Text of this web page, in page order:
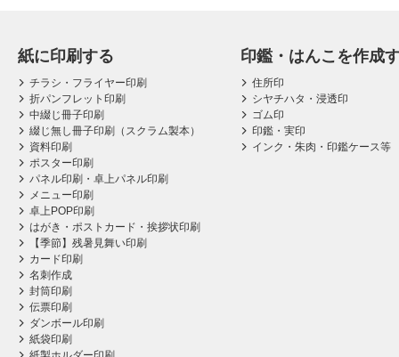
紙に印刷する
チラシ・フライヤー印刷
折パンフレット印刷
中綴じ冊子印刷
綴じ無し冊子印刷（スクラム製本）
資料印刷
ポスター印刷
パネル印刷・卓上パネル印刷
メニュー印刷
卓上POP印刷
はがき・ポストカード・挨拶状印刷
【季節】残暑見舞い印刷
カード印刷
名刺作成
封筒印刷
伝票印刷
ダンボール印刷
紙袋印刷
印鑑・はんこを作成
住所印
シヤチハタ・浸透印
ゴム印
印鑑・実印
インク・朱肉・印鑑ケース等